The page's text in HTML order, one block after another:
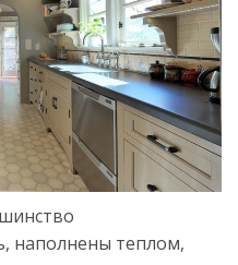
наполнены теплом,